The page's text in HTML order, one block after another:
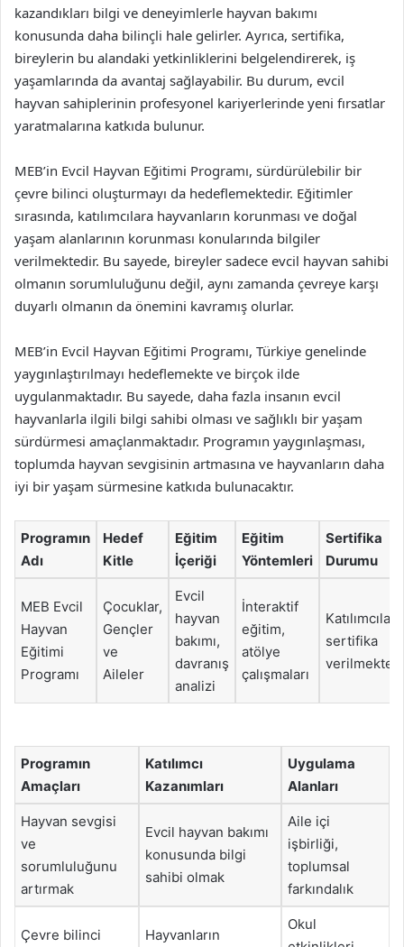
kazandıkları bilgi ve deneyimlerle hayvan bakımı
konusunda daha bilinçli hale gelirler. Ayrıca, sertifika,
bireylerin bu alandaki yetkinliklerini belgelendirerek, iş
yaşamlarında da avantaj sağlayabilir. Bu durum, evcil
hayvan sahiplerinin profesyonel kariyerlerinde yeni fırsatlar
yaratmalarına katkıda bulunur.
MEB’in Evcil Hayvan Eğitimi Programı, sürdürülebilir bir
çevre bilinci oluşturmayı da hedeflemektedir. Eğitimler
sırasında, katılımcılara hayvanların korunması ve doğal
yaşam alanlarının korunması konularında bilgiler
verilmektedir. Bu sayede, bireyler sadece evcil hayvan sahibi
olmanın sorumluluğunu değil, aynı zamanda çevreye karşı
duyarlı olmanın da önemini kavramış olurlar.
MEB’in Evcil Hayvan Eğitimi Programı, Türkiye genelinde
yaygınlaştırılmayı hedeflemekte ve birçok ilde
uygulanmaktadır. Bu sayede, daha fazla insanın evcil
hayvanlarla ilgili bilgi sahibi olması ve sağlıklı bir yaşam
sürdürmesi amaçlanmaktadır. Programın yaygınlaşması,
toplumda hayvan sevgisinin artmasına ve hayvanların daha
iyi bir yaşam sürmesine katkıda bulunacaktır.
Programın
Adı
Hedef
Kitle
Eğitim
İçeriği
Eğitim
Yöntemleri
Sertifika
Durumu
MEB Evcil
Hayvan
Eğitimi
Programı
Çocuklar,
Gençler
ve
Aileler
Evcil
hayvan
bakımı,
davranış
analizi
İnteraktif
eğitim,
atölye
çalışmaları
Katılımcılara
sertifika
Programın
Amaçları
Katılımcı
Kazanımları
Uygulama
Alanları
Hayvan sevgisi
ve
sorumluluğunu
artırmak
Evcil hayvan bakımı
konusunda bilgi
sahibi olmak
Aile içi
işbirliği,
toplumsal
farkındalık
Çevre bilinci
Hayvanların
Okul